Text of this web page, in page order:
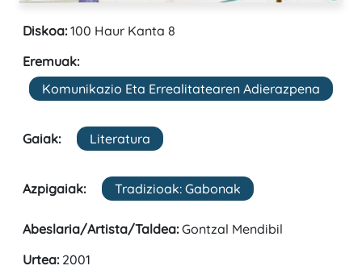
Diskoa:100 Haur Kanta 8
Eremuak:
Komunikazio Eta Errealitatearen Adierazpena
Gaiak: Literatura
Azpigaiak: Tradizioak: Gabonak
Abeslaria/Artista/Taldea:Gontzal Mendibil
Urtea:2001